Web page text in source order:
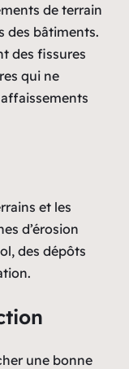
de terrain
des bâtiments.
des fissures
qui ne
et les
d’érosion
des dépôts
une bonne